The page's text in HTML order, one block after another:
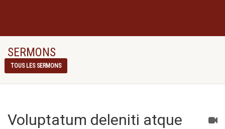
SERMONS
TOUS LES SERMONS
Voluptatum deleniti atque